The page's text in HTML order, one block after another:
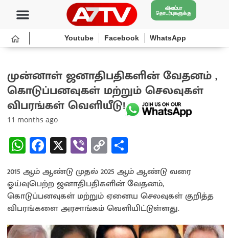
விளம்பர
தொடர்புகளுக்கு
Youtube Facebook WhatsApp
முன்னாள் ஜனாதிபதிகளின் வேதனம் ,
கொடுப்பனவுகள் மற்றும் செலவுகள்
விபரங்கள் வெளியீடு!
11 months ago
W
h
at
sA
p
p
Fa
ce
b
o
o
k
X Vi
b
er
C
o
py
Li
n
k
h
ar
e
2015 ஆம் ஆண்டு முதல் 2025 ஆம் ஆண்டு வரை
ஓய்வுபெற்ற ஜனாதிபதிகளின் வேதனம்,
கொடுப்பனவுகள் மற்றும் ஏனைய செலவுகள் குறித்த
விபரங்களை அரசாங்கம் வெளியிட்டுள்ளது.